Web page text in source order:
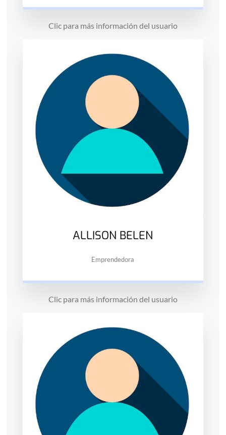
Clic para más información del usuario
ALLISON BELEN
Emprendedora
Clic para más información del usuario